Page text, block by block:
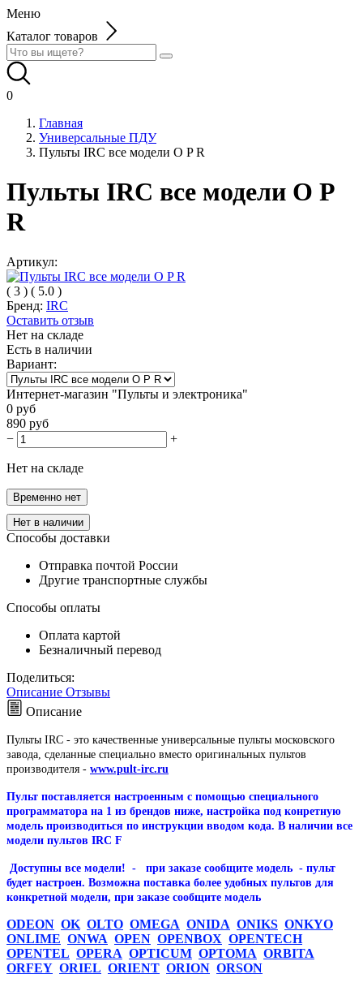
Меню
Каталог товаров
0
Главная
Универсальные ПДУ
Пульты IRC все модели O P R
Пульты IRC все модели O P
R
Артикул:
( 3 ) ( 5.0 )
Бренд: IRC
Оставить отзыв
Нет на складе
Есть в наличии
Вариант:
Интернет-магазин "Пульты и электроника"
0 руб
890 руб
−
+
Нет на складе
Временно нет
Нет в наличии
Способы доставки
Отправка почтой России
Другие транспортные службы
Способы оплаты
Оплата картой
Безналичный перевод
Поделиться:
Описание Отзывы
Описание
Пульты IRC - это качественные универсальные пульты московского
завода, сделанные специально вместо оригинальных пультов
производителя - www.pult-irc.ru
Пульт поставляется настроенным с помощью специального
программатора на 1 из брендов ниже, настройка под конретную
модель производиться по инструкции вводом кода. В наличии все
модели пультов IRC F
Доступны все модели! - при заказе сообщите модель - пульт
будет настроен. Возможна поставка более удобных пультов для
конкретной модели, при заказе сообщите модель
ODEON OK OLTO OMEGA ONIDA ONIKS ONKYO
ONLIME ONWA OPEN OPENBOX OPENTECH
OPENTEL OPERA OPTICUM OPTOMA ORBITA
ORFEY ORIEL ORIENT ORION ORSON